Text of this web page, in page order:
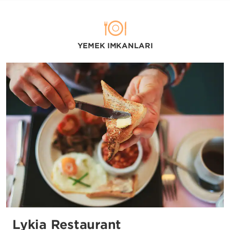
YEMEK İMKANLARI
Lykia Restaurant